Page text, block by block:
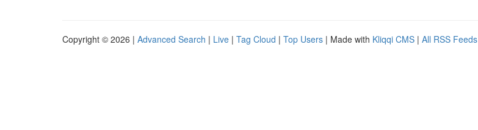
Copyright © 2026 | Advanced Search | Live | Tag Cloud | Top Users | Made with Kliqqi CMS | All RSS Feeds